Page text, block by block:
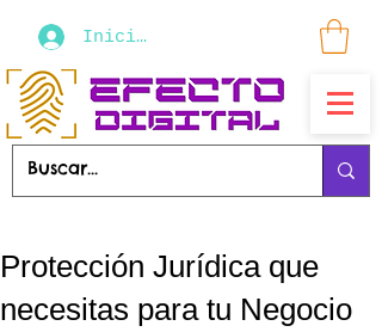
Iniciar sesión
Protección Jurídica que
necesitas para tu Negocio